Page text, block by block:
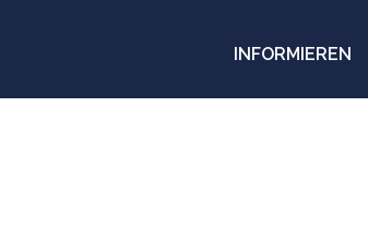
INFORMIEREN